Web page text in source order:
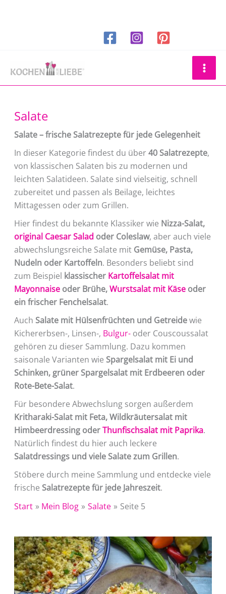
Salate
Salate – frische Salatrezepte für jede Gelegenheit
In dieser Kategorie findest du über40 Salatrezepte,
von klassischen Salaten bis zu modernen und
leichten Salatideen. Salate sind vielseitig, schnell
zubereitet und passen als Beilage, leichtes
Mittagessen oder zum Grillen.
Hier findest du bekannte Klassiker wie Nizza-Salat,
original Caesar Salad oder Coleslaw, aber auch viele
abwechslungsreiche Salate mit Gemüse, Pasta,
Nudeln oder Kartoffeln. Besonders beliebt sind
zum Beispiel klassischer Kartoffelsalat mit
Mayonnaiseoder Brühe,Wurstsalat mit Käseoder
ein frischer Fenchelsalat.
Auch Salate mit Hülsenfrüchten und Getreidewie
Kichererbsen-, Linsen-, Bulgur-oder Couscoussalat
gehören zu dieser Sammlung. Dazu kommen
saisonale Varianten wie Spargelsalat mit Ei und
Schinken, grüner Spargelsalat mit Erdbeeren oder
Rote-Bete-Salat.
Für besondere Abwechslung sorgen außerdem
Kritharaki-Salat mit Feta, Wildkräutersalat mit
Himbeerdressing oderThunfischsalat mit Paprika.
Natürlich findest du hier auch leckere
Salatdressings und viele Salate zum Grillen.
Stöbere durch meine Sammlung und entdecke viele
frische Salatrezepte für jede Jahreszeit.
Start
Mein Blog Salate Seite 5